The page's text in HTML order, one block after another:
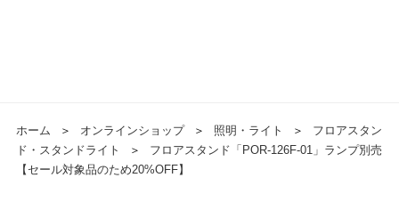
ホーム ＞ オンラインショップ ＞ 照明・ライト ＞
フロアスタン
ド・スタンドライト
＞
フロアスタンド「POR-126F-01」ランプ別売
【セール対象品のため20%OFF】